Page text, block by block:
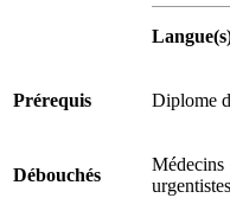
Prérequis Diplome
Débouchés
urgentistes